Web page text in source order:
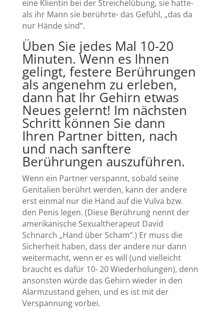
eine Klientin bei der Streichelübung, sie hatte-
als ihr Mann sie berührte- das Gefühl, „das da
nur Hände sind“.
Üben Sie jedes Mal 10-20
Minuten. Wenn es Ihnen
gelingt, festere Berührungen
als angenehm zu erleben,
dann hat Ihr Gehirn etwas
Neues gelernt! Im nächsten
Schritt können Sie dann
Ihren Partner bitten, nach
und nach sanftere
Berührungen auszuführen.
Wenn ein Partner verspannt, sobald seine
Genitalien berührt werden, kann der andere
erst einmal nur die Hand auf die Vulva bzw.
den Penis legen. (Diese Berührung nennt der
amerikanische Sexualtherapeut David
Schnarch „Hand über Scham“.) Er muss die
Sicherheit haben, dass der andere nur dann
weitermacht, wenn er es will (und vielleicht
braucht es dafür 10- 20 Wiederholungen), denn
ansonsten würde das Gehirn wieder in den
Alarmzustand gehen, und es ist mit der
Verspannung vorbei.